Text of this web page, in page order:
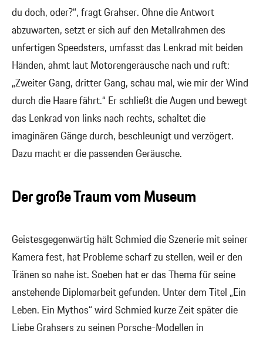
du doch, oder?“, fragt Grahser. Ohne die Antwort
abzuwarten, setzt er sich auf den Metallrahmen des
unfertigen Speedsters, umfasst das Lenkrad mit beiden
Händen, ahmt laut Motorengeräusche nach und ruft:
„Zweiter Gang, dritter Gang, schau mal, wie mir der Wind
durch die Haare fährt.“ Er schließt die Augen und bewegt
das Lenkrad von links nach rechts, schaltet die
imaginären Gänge durch, beschleunigt und verzögert.
Dazu macht er die passenden Geräusche.
Der große Traum vom Museum
Geistesgegenwärtig hält Schmied die Szenerie mit seiner
Kamera fest, hat Probleme scharf zu stellen, weil er den
Tränen so nahe ist. Soeben hat er das Thema für seine
anstehende Diplomarbeit gefunden. Unter dem Titel „Ein
Leben. Ein Mythos“ wird Schmied kurze Zeit später die
Liebe Grahsers zu seinen Porsche-Modellen in